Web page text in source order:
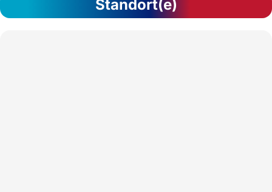
Standort(e)